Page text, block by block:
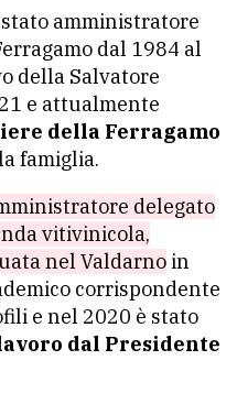
stato amministratore
dal 1984 al
della Salvatore
e attualmente
della Ferragamo
famiglia.
delegato
vitivinicola,
nel Valdarnoin
corrispondente
e nel 2020 è stato
dal Presidente